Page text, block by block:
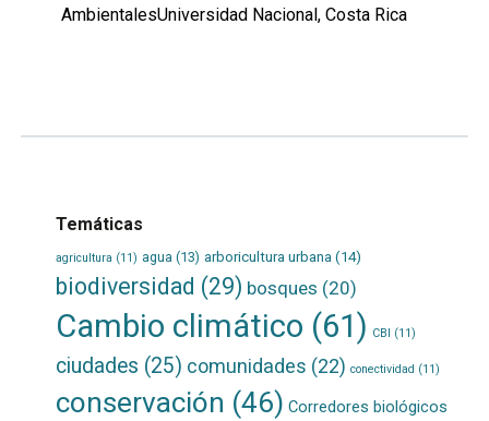
AmbientalesUniversidad Nacional, Costa Rica
Temáticas
agricultura (11) agua (13) arboricultura urbana(14)
biodiversidad (29) bosques (20)
Cambio climático (61) CBI (11)
ciudades (25) comunidades (22) conectividad (11)
conservación (46) Corredores biológicos